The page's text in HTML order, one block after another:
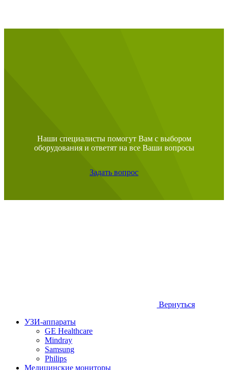
Наши специалисты помогут Вам с выбором
оборудования и ответят на все Ваши вопросы
Задать вопрос
Вернуться
УЗИ-аппараты
GE Healthcare
Mindray
Samsung
Philips
Медицинские мониторы